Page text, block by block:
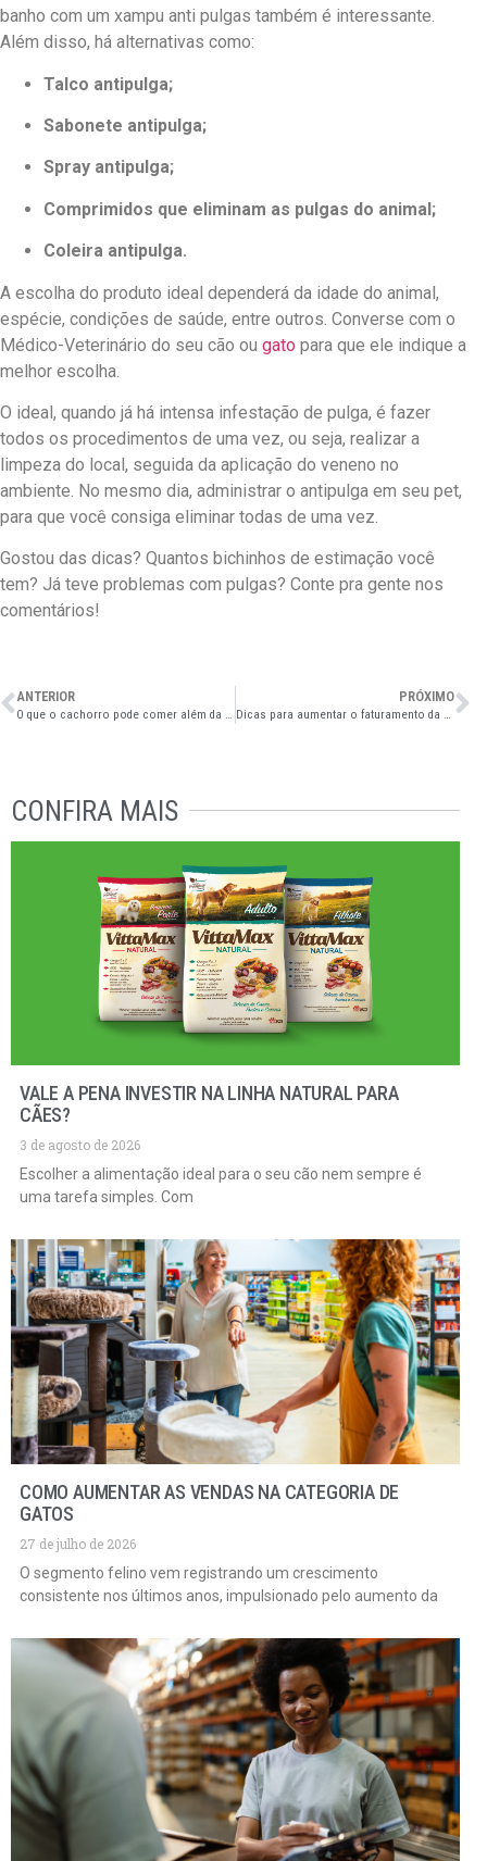
banho com um xampu anti pulgas também é interessante.
Além disso, há alternativas como:
Talco antipulga;
Sabonete antipulga;
Spray antipulga;
Comprimidos que eliminam as pulgas do animal;
Coleira antipulga.
A escolha do produto ideal dependerá da idade do animal,
espécie, condições de saúde, entre outros. Converse com o
Médico-Veterinário do seu cão ou gato para que ele indique a
melhor escolha.
O ideal, quando já há intensa infestação de pulga, é fazer
todos os procedimentos de uma vez, ou seja, realizar a
limpeza do local, seguida da aplicação do veneno no
ambiente. No mesmo dia, administrar o antipulga em seu pet,
para que você consiga eliminar todas de uma vez.
Gostou das dicas? Quantos bichinhos de estimação você
tem? Já teve problemas com pulgas? Conte pra gente nos
comentários!
ANTERIOR
O que o cachorro pode comer além da ração?
PRÓXIMO
Dicas para aumentar o faturamento da sua distribuidora
CONFIRA MAIS
VALE A PENA INVESTIR NA LINHA NATURAL PARA
CÃES?
3 de agosto de 2026
Escolher a alimentação ideal para o seu cão nem sempre é
uma tarefa simples. Com
COMO AUMENTAR AS VENDAS NA CATEGORIA DE
GATOS
27 de julho de 2026
O segmento felino vem registrando um crescimento
consistente nos últimos anos, impulsionado pelo aumento da